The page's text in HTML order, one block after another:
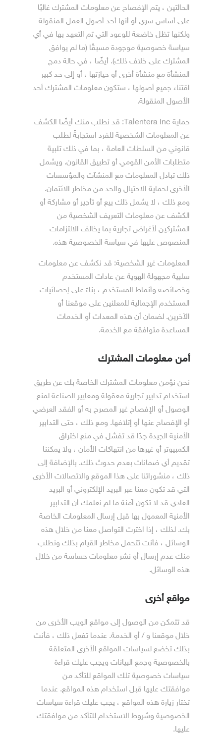
الحالتين ، يتم الإفصاح عن معلومات المشترك غالبًا
على أساس سري أو أنها أحد أصول العمل المنقولة
ولكنها تظل خاضعة للوعود التي تم التعهد بها في أي
سياسة خصوصية موجودة مسبقًا (ما لم يوافق
المشترك على خلاف ذلك). أيضًا ، في حالة دمج
المنشأة مع منشأة أخرى أو حيازتها ، أو إلى حد كبير
اقتناء جميع أصولها ، ستكون معلومات المشترك أحد
الأصول المنقولة.
حماية Talentera Inc: قد نطلب منك أيضًا الكشف
عن المعلومات الشخصية للفرد استجابةً لطلب
قانوني من السلطات العامة ، بما في ذلك تلبية
متطلبات الأمن القومي أو تطبيق القانون. ويشمل
ذلك تبادل المعلومات مع المنشآت‎ والمؤسسات
الأخرى لحماية الاحتيال والحد من مخاطر الائتمان.
ومع ذلك ، لا يشمل ذلك بيع أو تأجير أو مشاركة أو
الكشف عن معلومات التعريف الشخصية من
المشتركين لأغراض تجارية بما يخالف الالتزامات
المنصوص عليها في سياسة الخصوصية هذه.
المعلومات غير الشخصية: قد نكشف عن معلومات
سلبية مجهولة الهوية عن عادات المستخدم
وخصائصه وأنماط المستخدم ، بناءً على إحصائيات
المستخدم الإجمالية للمعلنين على موقعنا أو
الآخرين. لضمان أن هذه المعدات أو الخدمات
المساعدة متوافقة مع الخدمة.
أمن معلومات المشترك
نحن نؤمن معلومات المشترك الخاصة بك عن طريق
استخدام تدابير تجارية معقولة ومعايير الصناعة لمنع
الوصول أو الإفصاح غير المصرح به أو الفقد العرضي
أو الإفصاح عنها أو إتلافها. ومع ذلك ، حتى التدابير
الأمنية الجيدة جدًا قد تفشل في منع اختراق
الكمبيوتر أو غيرها من انتهاكات الأمان ، ولا يمكننا
تقديم أي ضمانات بعدم حدوث ذلك. بالإضافة إلى
ذلك ، منشوراتنا على هذا الموقع والاتصالات الأخرى
التي قد تكون معنا عبر البريد الإلكتروني أو البريد
العادي قد لا تكون آمنة ما لم نعلمك أن التدابير
الأمنية المعمول بها قبل إرسال المعلومات الخاصة
بك. لذلك ، إذا اخترت التواصل معنا من خلال هذه
الوسائل ، فأنت تتحمل مخاطر القيام بذلك ونطلب
منك عدم إرسال أو نشر معلومات حساسة من خلال
هذه الوسائل.
مواقع أخرى
قد تتمكن من الوصول إلى مواقع الويب الأخرى من
خلال موقعنا و / أو الخدمة. عندما تفعل ذلك ، فأنت
بذلك تخضع لسياسات المواقع الأخرى المتعلقة
بالخصوصية وجمع البيانات ويجب عليك قراءة
سياسات خصوصية تلك المواقع للتأكد من
موافقتك عليها قبل استخدام هذه المواقع. عندما
تختار زيارة هذه المواقع ، يجب عليك قراءة سياسات
الخصوصية وشروط الاستخدام للتأكد من موافقتك
عليها.